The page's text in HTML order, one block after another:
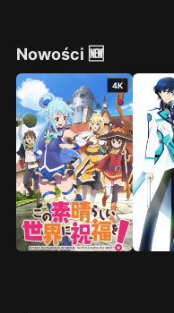
Nowości 🆕
4K